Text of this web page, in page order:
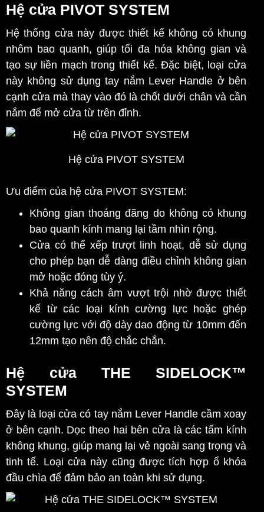
Hệ cửa PIVOT SYSTEM
Hệ thống cửa này được thiết kế không có khung
nhôm bao quanh, giúp tối đa hóa không gian và
tạo sự liền mạch trong thiết kế. Đặc biệt, loại cửa
này không sử dụng tay nắm Lever Handle ở bên
cạnh cửa mà thay vào đó là chốt dưới chân và cần
nắm để mở cửa từ trên đỉnh.
Hệ cửa PIVOT SYSTEM
Ưu điểm của hệ cửa PIVOT SYSTEM:
Không gian thoáng đãng do không có khung
bao quanh kính mang lại tầm nhìn rộng.
Cửa có thể xếp trượt linh hoạt, dễ sử dụng
cho phép bạn dễ dàng điều chỉnh không gian
mở hoặc đóng tùy ý.
Khả năng cách âm vượt trội nhờ được thiết
kế từ các loại kính cường lực hoặc ghép
cường lực với độ dày dao động từ 10mm đến
12mm tạo nên độ chắc chắn.
Hệ cửa THE SIDELOCK™
SYSTEM
Đây là loại cửa có tay nắm Lever Handle cầm xoay
ở bên cạnh. Dọc theo hai bên cửa là các tấm kính
không khung, giúp mang lại vẻ ngoài sang trọng và
tinh tế. Loại cửa này cũng được tích hợp ổ khóa
đầu chìa để đảm bảo an toàn khi sử dụng.